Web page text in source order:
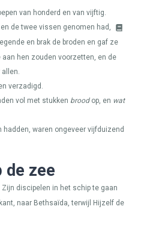
van honderd en van vijftig.
de twee vissen genomen had,
en brak de broden en gaf ze
hen zouden voorzetten, en de
verzadigd.
vol met stukken broodop, en wat
hadden, waren ongeveer vijfduizend
de zee
Zijn discipelen in het schip te gaan
naar Bethsaïda, terwijl Hijzelf de